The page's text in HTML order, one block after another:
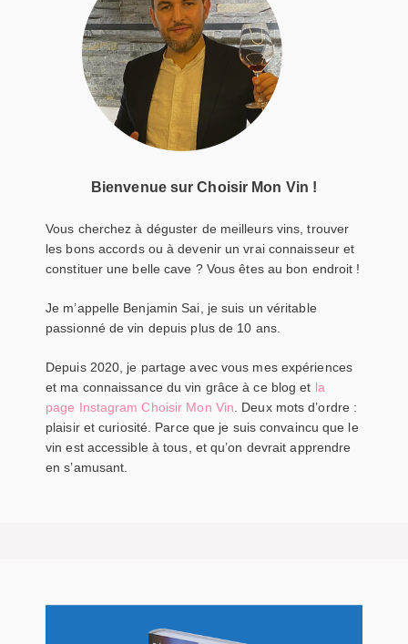
Bienvenue sur Choisir Mon Vin !
Vous cherchez à déguster de meilleurs vins, trouver
les bons accords ou à devenir un vrai connaisseur et
constituer une belle cave ? Vous êtes au bon endroit !
Je m’appelle Benjamin Sai, je suis un véritable
passionné de vin depuis plus de 10 ans.
Depuis 2020, je partage avec vous mes expériences
et ma connaissance du vin grâce à ce blog et la
page Instagram Choisir Mon Vin. Deux mots d’ordre :
plaisir et curiosité. Parce que je suis convaincu que le
vin est accessible à tous, et qu’on devrait apprendre
en s’amusant.